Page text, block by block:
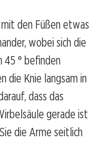
den Füßen etwas
wobei sich die
45 ° befinden
die Knie langsam in
dass das
gerade ist
die Arme seitlich